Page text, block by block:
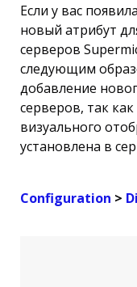
Если у вас
новый атрибут
серверов
следующим
добавление
серверов, так
визуального
установлена в
Configuration >